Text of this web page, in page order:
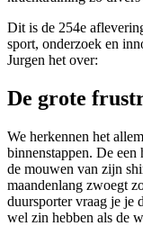
Dit is de 254e
sport, onderzoek en
Jurgen het over:
De grote
We herkennen het
binnenstappen. De een
de mouwen van zijn
maandenlang zwoegt
duursporter vraag je je
wel zin hebben als de